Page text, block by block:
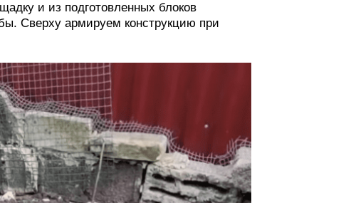
и из подготовленных блоков
Сверху армируем конструкцию при